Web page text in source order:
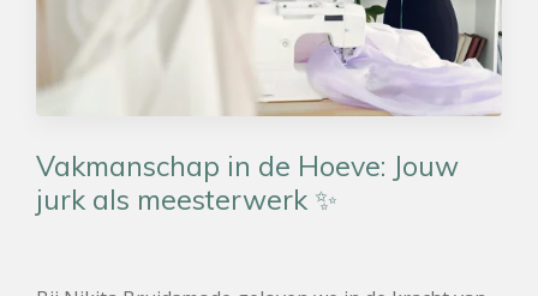
Vakmanschap in de Hoeve: Jouw
jurk als meesterwerk ✨